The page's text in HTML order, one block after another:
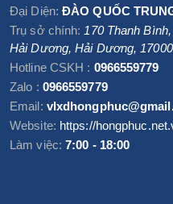
Đại Diện: ĐÀO QUỐC
Trụ sở chính: 170 Thanh
Hải Dương,Hải Dương,
Hotline CSKH : 0966559779
Zalo : 0966559779
Email:
Website: https://
Làm việc: 7:00 - 18:00